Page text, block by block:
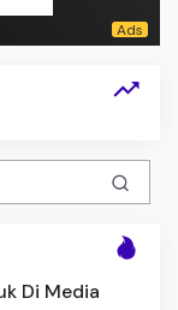
Di Media